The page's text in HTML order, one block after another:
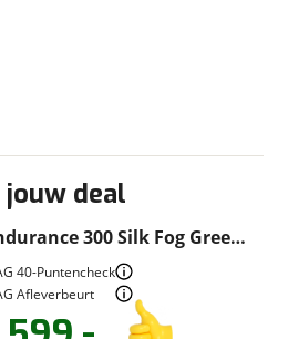
jouw deal
300 Silk Fog Green
Maat M
40-Puntencheck
Afleverbeurt